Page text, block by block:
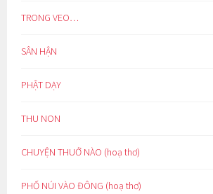
TRONG VEO…
SÂN HẬN
PHẬT DẠY
THU NON
CHUYỆN THUỞ NÀO (hoạ thơ)
PHỐ NÚI VÀO ĐÔNG (hoạ thơ)